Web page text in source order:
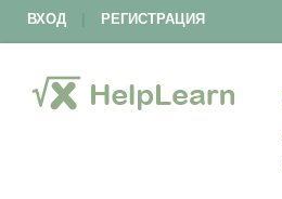
ВХОД РЕГИСТРАЦИЯ